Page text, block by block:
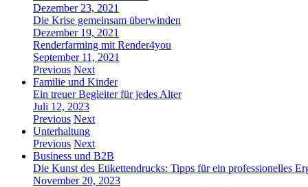
Dezember 23, 2021
Die Krise gemeinsam überwinden
Dezember 19, 2021
Renderfarming mit Render4you
September 11, 2021
Previous Next
Familie und Kinder
Ein treuer Begleiter für jedes Alter
Juli 12, 2023
Previous Next
Unterhaltung
Previous Next
Business und B2B
Die Kunst des Etikettendrucks: Tipps für ein professionelles
November 20, 2023